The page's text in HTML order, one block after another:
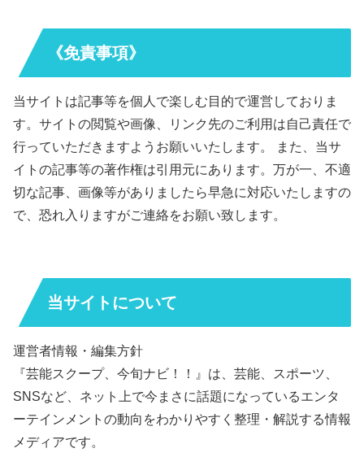
《免責事項》
当サイトは記事等を個人で楽しむ目的で運営しておりま
す。サイトの閲覧や画像、リンク先のご利用は自己責任で
行っていただきますようお願いいたします。 また、当サ
イトの記事等の著作権は引用元にあります。万が一、不適
切な記事、画像等がありましたら早急に対応いたしますの
で、恐れ入りますがご連絡をお願い致します。
当サイトについて
運営者情報・編集方針
『芸能スクープ、今旬ナビ！！』は、芸能、スポーツ、
SNSなど、ネット上で今まさに話題になっているエンタ
ーテインメントの動向をわかりやすく整理・解説する情報
メディアです。